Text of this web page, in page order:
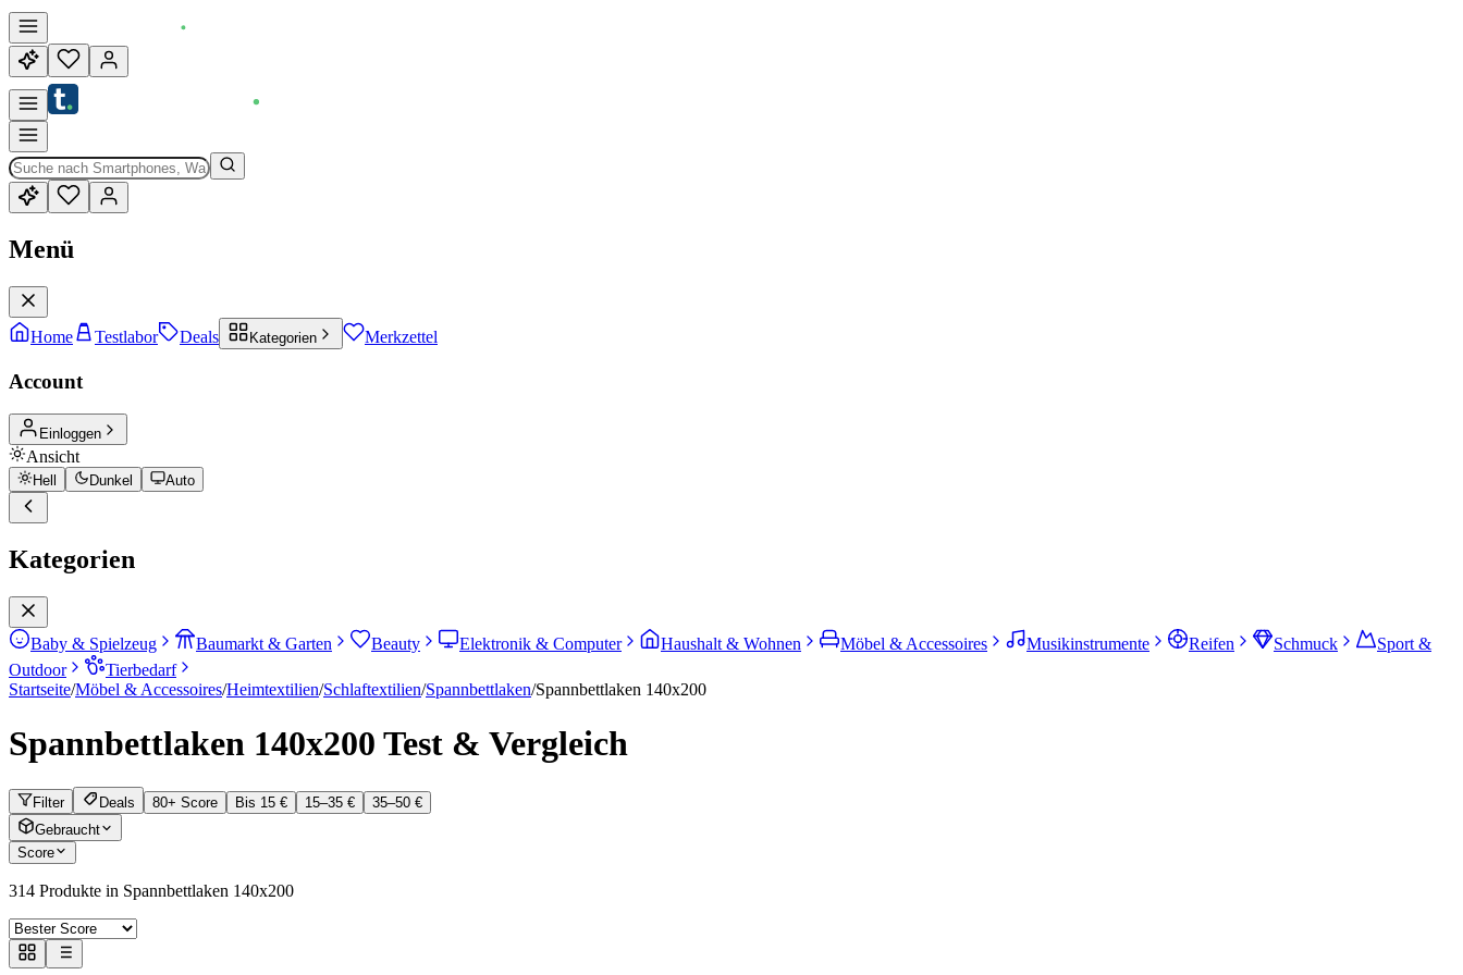
Menü
Home Testlabor Deals Kategorien Merkzettel
Account
Einloggen
Ansicht
Hell Dunkel Auto
Kategorien
Baby & Spielzeug Baumarkt & Garten Beauty Elektronik & Computer Haushalt & Wohnen Möbel & Accessoires Musikinstrumente Reifen Schmuck
Sport &
Outdoor
Tierbedarf
Startseite/Möbel & Accessoires/Heimtextilien/Schlaftextilien/Spannbettlaken/Spannbettlaken 140x200
Spannbettlaken 140x200 Test & Vergleich
Filter Deals 80+ Score Bis 15 € 15–35 €
35–50 €
Gebraucht
Score
314 Produkte in Spannbettlaken 140x200